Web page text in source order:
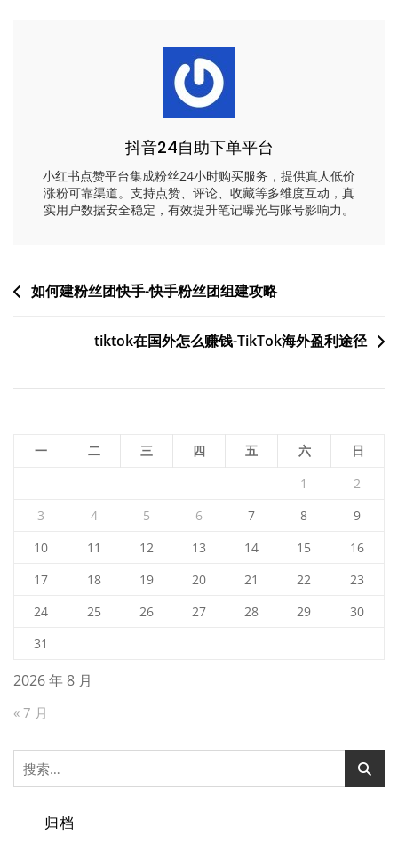
抖音24自助下单平台
小红书点赞平台集成粉丝24小时购买服务，提供真人低价
涨粉可靠渠道。支持点赞、评论、收藏等多维度互动，真
实用户数据安全稳定，有效提升笔记曝光与账号影响力。
文如何建粉丝团快手-快手粉丝团组建攻略
tiktok在国外怎么赚钱-TikTok海外盈利途径
2026 年 8 月
一 二 三 四 五 六
日
1
2
3
4 5 6 7 8
9
10
11 12 13 14 15
16
17
18 19 20 21 22
23
24
25 26 27 28 29
30
31
« 7 月
搜
索：
归档